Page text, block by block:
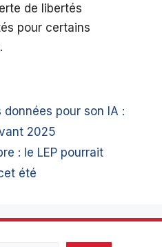
de libertés
pour certains
pour son IA :
2025
: le LEP pourrait
été